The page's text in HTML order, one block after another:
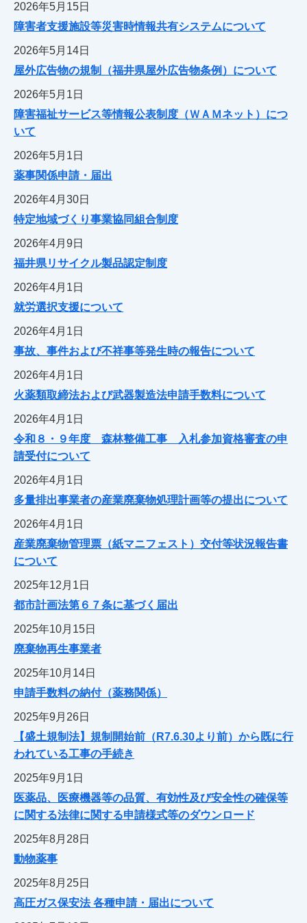
2026年5月15日
障害者支援施設等災害時情報共有システムについて
2026年5月14日
屋外広告物の規制（福井県屋外広告物条例）について
2026年5月1日
障害福祉サービス等情報公表制度（ＷＡＭネット）につ
いて
2026年5月1日
薬事関係申請・届出
2026年4月30日
特定地域づくり事業協同組合制度
2026年4月9日
福井県リサイクル製品認定制度
2026年4月1日
就労選択支援について
2026年4月1日
事故、事件および不祥事等発生時の報告について
2026年4月1日
火薬類取締法および武器製造法申請手数料について
2026年4月1日
令和８・９年度 森林整備工事 入札参加資格審査の申
請受付について
2026年4月1日
多量排出事業者の産業廃棄物処理計画等の提出について
2026年4月1日
産業廃棄物管理票（紙マニフェスト）交付等状況報告書
について
2025年12月1日
都市計画法第６７条に基づく届出
2025年10月15日
廃棄物再生事業者
2025年10月14日
申請手数料の納付（薬務関係）
2025年9月26日
【盛土規制法】規制開始前（R7.6.30より前）から既に行
われている工事の手続き
2025年9月1日
医薬品、医療機器等の品質、有効性及び安全性の確保等
に関する法律に関する申請様式等のダウンロード
2025年8月28日
動物薬事
2025年8月25日
高圧ガス保安法 各種申請・届出について